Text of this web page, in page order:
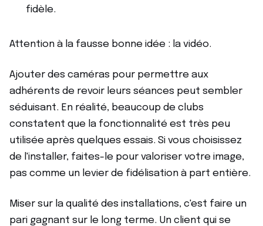
fidèle.
Attention à la fausse bonne idée : la vidéo.
Ajouter des caméras pour permettre aux
adhérents de revoir leurs séances peut sembler
séduisant. En réalité, beaucoup de clubs
constatent que la fonctionnalité est très peu
utilisée après quelques essais. Si vous choisissez
de l'installer, faites-le pour valoriser votre image,
pas comme un levier de fidélisation à part entière.
Miser sur la qualité des installations, c'est faire un
pari gagnant sur le long terme. Un client qui se